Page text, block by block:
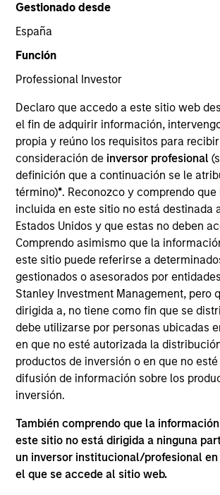
Gestionado desde
España
Función
Professional Investor
Declaro que accedo a este sitio web
el fin de adquirir información,
propia y reúno los requisitos para
consideración de inversor profesional
definición que a continuación se le
término)*. Reconozco y comprendo
incluida en este sitio no está destinada
Estados Unidos y que estas no deben
Comprendo asimismo que la
este sitio puede referirse a
gestionados o asesorados por
Stanley Investment Management, pero
dirigida a, no tiene como fin que se
debe utilizarse por personas ubicadas
en que no esté autorizada la
productos de inversión o en que no
difusión de información sobre los
inversión.
También comprendo que la
este sitio no está dirigida a ninguna
un inversor institucional/profesional en
el que se accede al sitio web.
COUNTRY
India
Invested on
Dec 2016
Transaction Type
Minority
ZCL Chemicals Limited is a
pharmaceutical company based in
engaged in the manufacturing and
advanced drug intermediates and
Ingredients.
Board Membership
Nirav Mehta
Investment Team
Morgan Stanley Private Equity
As of July 25, 2025. The above is
and educational purposes only. There is